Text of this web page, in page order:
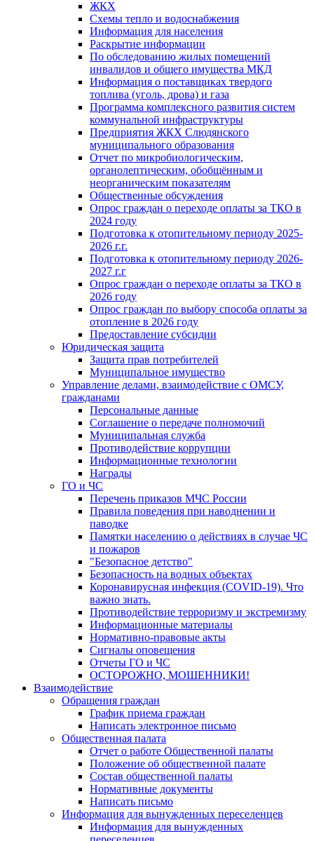
ЖКХ
Схемы тепло и водоснабжения
Информация для населения
Раскрытие информации
По обследованию жилых помещений
инвалидов и общего имущества МКД
Информация о поставщиках твердого
топлива (уголь, дрова) и газа
Программа комплексного развития систем
коммунальной инфраструктуры
Предприятия ЖКХ Слюдянского
муниципального образования
Отчет по микробиологическим,
органолептическим, обобщённым и
неорганическим показателям
Общественные обсуждения
Опрос граждан о переходе оплаты за ТКО в
2024 году
Подготовка к отопительному периоду 2025-
2026 г.г.
Подготовка к отопительному периоду 2026-
2027 г.г
Опрос граждан о переходе оплаты за ТКО в
2026 году
Опрос граждан по выбору способа оплаты за
отопление в 2026 году
Предоставление субсидии
Юридическая защита
Защита прав потребителей
Муниципальное имущество
Управление делами, взаимодействие с ОМСУ,
гражданами
Персональные данные
Соглашение о передаче полномочий
Муниципальная служба
Противодействие коррупции
Информационные технологии
Награды
ГО и ЧС
Перечень приказов МЧС России
Правила поведения при наводнении и
паводке
Памятки населению о действиях в случае ЧС
и пожаров
"Безопасное детство"
Безопасность на водных объектах
Коронавирусная инфекция (COVID-19). Что
важно знать.
Противодействие терроризму и экстремизму
Информационные материалы
Нормативно-правовые акты
Сигналы оповещения
Отчеты ГО и ЧС
ОСТОРОЖНО, МОШЕННИКИ!
Взаимодействие
Обращения граждан
График приема граждан
Написать электронное письмо
Общественная палата
Отчет о работе Общественной палаты
Положение об общественной палате
Состав общественной палаты
Нормативные документы
Написать письмо
Информация для вынужденных переселенцев
Информация для вынужденных